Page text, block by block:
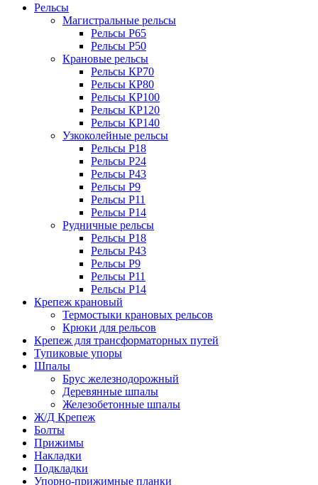
Рельсы
Магистральные рельсы
Рельсы Р65
Рельсы Р50
Крановые рельсы
Рельсы КР70
Рельсы КР80
Рельсы КР100
Рельсы КР120
Рельсы КР140
Узкоколейные рельсы
Рельсы Р18
Рельсы Р24
Рельсы Р43
Рельсы Р9
Рельсы Р11
Рельсы Р14
Рудничные рельсы
Рельсы Р18
Рельсы Р43
Рельсы Р9
Рельсы Р11
Рельсы Р14
Крепеж крановый
Термостыки крановых рельсов
Крюки для рельсов
Крепеж для трансформаторных путей
Тупиковые упоры
Шпалы
Брус железнодорожный
Деревянные шпалы
Железобетонные шпалы
Ж/Д Крепеж
Болты
Прижимы
Накладки
Подкладки
Упорно-прижимные планки